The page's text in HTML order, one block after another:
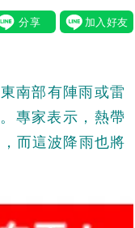
南部有陣雨或雷
專家表示，熱帶
而這波降雨也將